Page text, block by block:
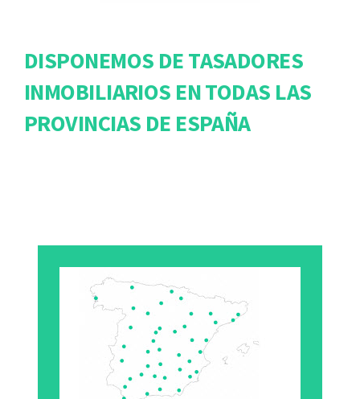
DISPONEMOS DE TASADORES
INMOBILIARIOS EN TODAS LAS
PROVINCIAS DE ESPAÑA